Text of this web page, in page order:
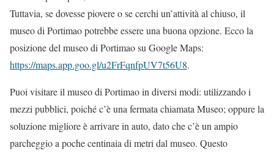
Tuttavia, se dovesse piovere o se cerchi un’attività al chiuso, il
museo di Portimao potrebbe essere una buona opzione. Ecco la
posizione del museo di Portimao su Google Maps:
https://maps.app.goo.gl/u2FrFqnfpUV7t56U8.
Puoi visitare il museo di Portimao in diversi modi: utilizzando i
mezzi pubblici, poiché c’è una fermata chiamata Museo; oppure la
soluzione migliore è arrivare in auto, dato che c’è un ampio
parcheggio a poche centinaia di metri dal museo. Questo